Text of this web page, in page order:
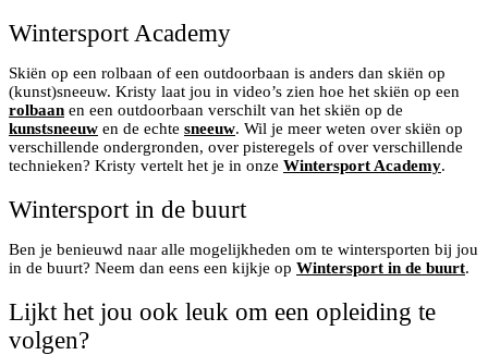
Wintersport Academy
Skiën op een rolbaan of een outdoorbaan is anders dan skiën op
(kunst)sneeuw. Kristy laat jou in video’s zien hoe het skiën op een
rolbaan en een outdoorbaan verschilt van het skiën op de
kunstsneeuw en de echte sneeuw. Wil je meer weten over skiën op
verschillende ondergronden, over pisteregels of over verschillende
technieken? Kristy vertelt het je in onze Wintersport Academy.
Wintersport in de buurt
Ben je benieuwd naar alle mogelijkheden om te wintersporten bij jou
in de buurt? Neem dan eens een kijkje op Wintersport in de buurt.
Lijkt het jou ook leuk om een opleiding te
volgen?